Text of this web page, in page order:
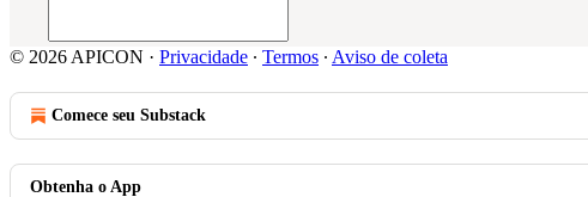
© 2026 APICON · Privacidade ∙ Termos ∙ Aviso de coleta
Comece seu Substack
Obtenha o App